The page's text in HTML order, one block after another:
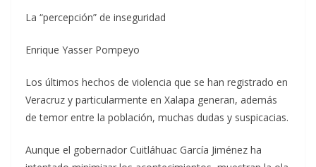
La “percepción” de inseguridad
Enrique Yasser Pompeyo
Los últimos hechos de violencia que se han registrado en
Veracruz y particularmente en Xalapa generan, además
de temor entre la población, muchas dudas y suspicacias.
Aunque el gobernador Cuitláhuac García Jiménez ha